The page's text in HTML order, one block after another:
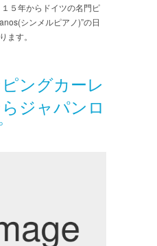
５年からドイツの名門ピ
シンメルピアノ)”の日
ます。
ングカーレ
ジャパンロ